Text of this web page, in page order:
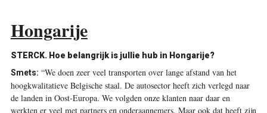
Hongarije
STERCK. Hoe belangrijk is jullie hub in Hongarije?
Smets: “We doen zeer veel transporten over lange afstand van het
hoogkwalitatieve Belgische staal. De autosector heeft zich verlegd naar
de landen in Oost-Europa. We volgden onze klanten naar daar en
werkten er veel met partners en ­onderaannemers. Maar ook dat heeft zijn